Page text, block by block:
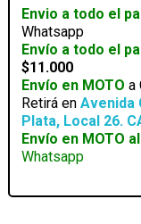
WIFI7
cantidad
Envio a todo el
Whatsapp
Envío a todo el
$11.000
Envío en MOTO a
Retirá enAvenida
Plata, Local 26.
Envío en MOTO
Whatsapp